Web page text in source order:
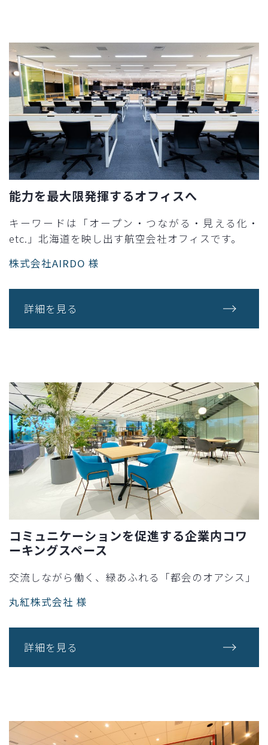
能力を最大限発揮するオフィスへ
キーワードは「オープン・つながる・見える化・
etc.」北海道を映し出す航空会社オフィスです。
株式会社AIRDO 様
詳細を見る
コミュニケーションを促進する企業内コワ
ーキングスペース
交流しながら働く、緑あふれる「都会のオアシス」
丸紅株式会社 様
詳細を見る